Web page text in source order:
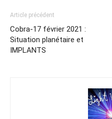
Article précédent
Cobra-17 février 2021 :
Situation planétaire et
IMPLANTS